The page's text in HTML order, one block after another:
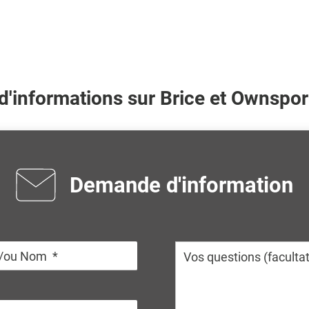
sur Brice et
Demande d'information